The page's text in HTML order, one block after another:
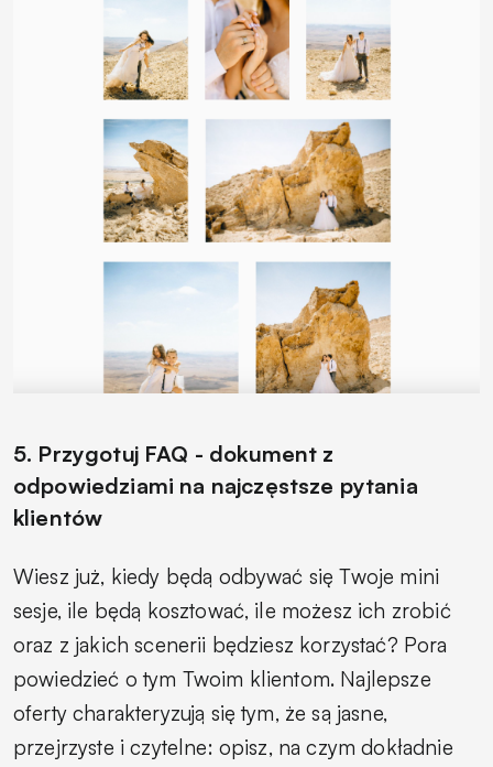
5. Przygotuj FAQ - dokument z
odpowiedziami na najczęstsze pytania
klientów
Wiesz już, kiedy będą odbywać się Twoje mini
sesje, ile będą kosztować, ile możesz ich zrobić
oraz z jakich scenerii będziesz korzystać? Pora
powiedzieć o tym Twoim klientom. Najlepsze
oferty charakteryzują się tym, że są jasne,
przejrzyste i czytelne: opisz, na czym dokładnie